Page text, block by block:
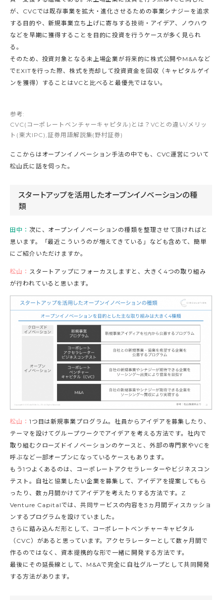
が、CVCでは既存事業を拡大・進化させるための事業シナジーを追求
する目的や、新規事業立ち上げに寄与する技術・アイデア、ノウハウ
などを早期に獲得することを目的に投資を行うケースが多く見られ
る。
そのため、投資対象となる未上場企業が将来的に株式公開やM&Aなど
でEXITを行った際、株式を売却して投資資金を回収（キャピタルゲイ
ンを獲得）することはVCと比べると最優先ではない。
参考:
CVC(コーポレートベンチャーキャピタル)とは？VCとの違い/メリッ
ト(東大IPC) ,証券用語解説集(野村証券)
ここからはオープンイノベーション手法の中でも、CVC運営について
松山氏に話を伺った。
スタートアップを活用したオープンイノベーションの種
類
田中： 次に、オープンイノベーションの種類を整理させて頂ければと
思います。「最近こういうのが増えてきている」なども含めて、簡単
にご紹介いただけますか。
松山： スタートアップにフォーカスしますと、大きく4つの取り組み
が行われていると思います。
松山： 1つ目は新規事業プログラム。社員からアイデアを募集したり、
テーマを設けてグループワークでアイデアを考える方法です。社内で
取り組むクローズドイノベーションのケースと、外部の専門家やVCを
呼ぶなど一部オープンになっているケースもあります。
もう1つよくあるのは、コーポレートアクセラレーターやビジネスコン
テスト。自社と協業したい企業を募集して、アイデアを提案してもら
ったり、数ヵ月間かけてアイデアを考えたりする方法です。Z
Venture Capitalでは、共同サービスの内容を3ヵ月間ディスカッショ
ンするプログラムを設けていました。
さらに踏み込んだ形として、コーポレートベンチャーキャピタル
（CVC）があると思っています。アクセラレーターとして数ヶ月間で
作るのではなく、資本提携的な形で一緒に開発する方法です。
最後にその延長線として、M&Aで完全に自社グループとして共同開発
する方法があります。